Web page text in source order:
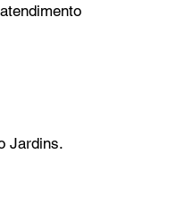
Jardins.